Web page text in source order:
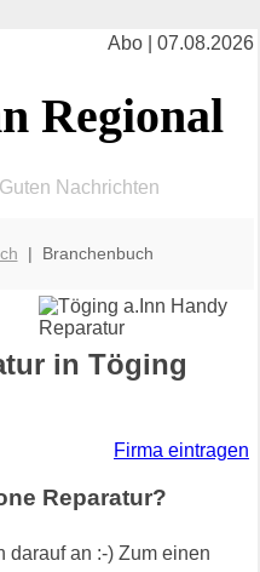
Abo | 07.08.2026
Regional
Nachrichten
| Branchenbuch
in Töging
Firma eintragen
Reparatur?
darauf an :-) Zum einen